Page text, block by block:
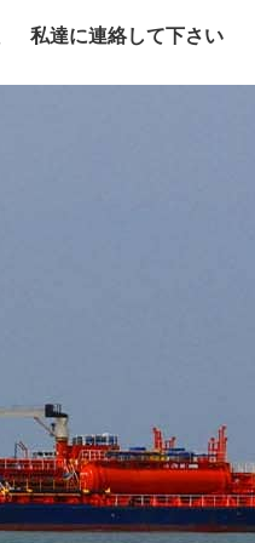
私達に連絡して下さい